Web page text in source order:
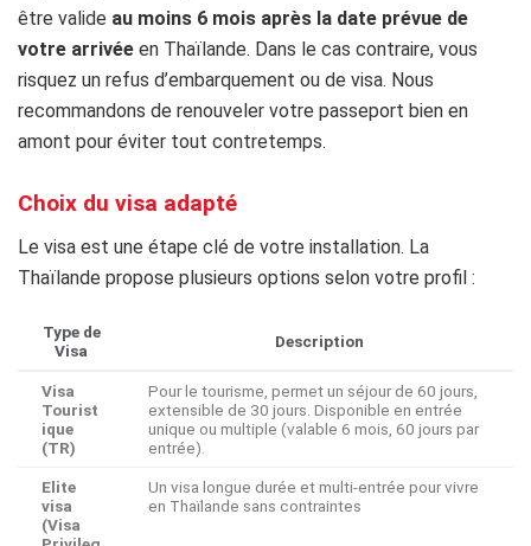
être valide au moins 6 mois après la date prévue de
votre arrivée en Thaïlande. Dans le cas contraire, vous
risquez un refus d’embarquement ou de visa. Nous
recommandons de renouveler votre passeport bien en
amont pour éviter tout contretemps.
Choix du visa adapté
Le visa est une étape clé de votre installation. La
Thaïlande propose plusieurs options selon votre profil :
Type de
Visa
Description
Visa
Tourist
ique
(TR)
Pour le tourisme, permet un séjour de 60 jours,
extensible de 30 jours. Disponible en entrée
unique ou multiple (valable 6 mois, 60 jours par
entrée).
Elite
visa
(Visa
Un visa longue durée et multi-entrée pour vivre
en Thaïlande sans contraintes